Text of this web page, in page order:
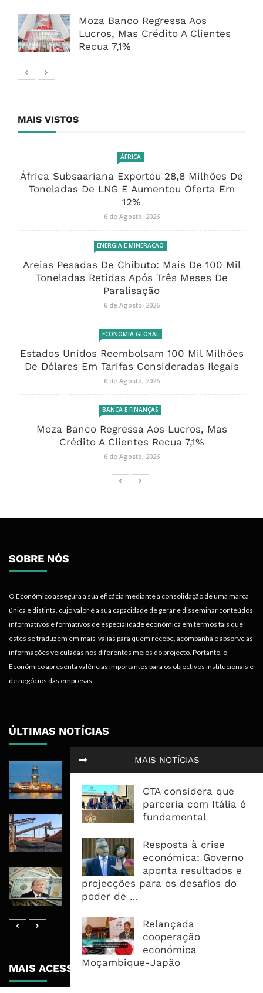
MAIS NOTÍCIAS
CTA considera que
parceria com Itália é
fundamental
Resposta à crise
económica: Governo
aponta resultados e
projecções para os desafios do
poder de ...
Relançada
cooperação
económica
Moçambique-Japão
Moza Banco Regressa Aos
Lucros, Mas Crédito A Clientes
Recua 7,1%
MAIS VISTOS
ÁFRICA
África Subsaariana Exportou 28,8 Milhões De
Toneladas De LNG E Aumentou Oferta Em
12%
6 de Agosto, 2026
ENERGIA E MINERAÇÃO
Areias Pesadas De Chibuto: Mais De 100 Mil
Toneladas Retidas Após Três Meses De
Paralisação
6 de Agosto, 2026
ECONOMIA GLOBAL
Estados Unidos Reembolsam 100 Mil Milhões
De Dólares Em Tarifas Consideradas Ilegais
6 de Agosto, 2026
BANCA E FINANÇAS
Moza Banco Regressa Aos Lucros, Mas
Crédito A Clientes Recua 7,1%
6 de Agosto, 2026
SOBRE NÓS
O Económico assegura a sua eficácia mediante a consolidação de uma marca
única e distinta, cujo valor é a sua capacidade de gerar e disseminar conteúdos
informativos e formativos de especialidade económica em termos tais que
estes se traduzem em mais-valias para quem recebe, acompanha e absorve as
informações veiculadas nos diferentes meios do projecto. Portanto, o
Económico apresenta valências importantes para os objectivos institucionais e
de negócios das empresas.
ÚLTIMAS NOTÍCIAS
África Subsaariana Exportou 28,8
Aumentou Oferta Em 12%
Areias Pesadas De Chibuto: Mais De
Meses De Paralisação
Estados Unidos Reembolsam 100 Mil
Milhões De Dólares Em Tarifas
Consideradas Ilegais
MAIS ACESSADOS